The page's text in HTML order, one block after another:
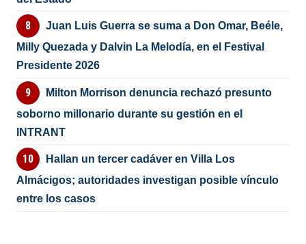
Juan Luis Guerra se suma a Don Omar, Beéle,
Milly Quezada y Dalvin La Melodía, en el Festival
Presidente 2026
Milton Morrison denuncia rechazó presunto
soborno millonario durante su gestión en el
INTRANT
Hallan un tercer cadáver en Villa Los
Almácigos; autoridades investigan posible vínculo
entre los casos